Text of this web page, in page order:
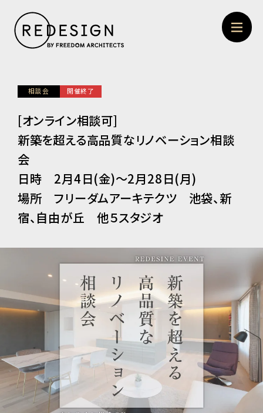
相談会 開催終了
[オンライン相談可]
新築を超える高品質なリノベーション相談
会
日時 2月4日(金)～2月28日(月)
場所 フリーダムアーキテクツ 池袋、新
宿、自由が丘 他５スタジオ